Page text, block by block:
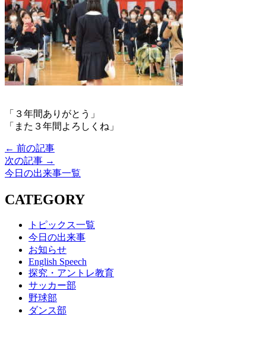
「３年間ありがとう」
「また３年間よろしくね」
← 前の記事
次の記事 →
今日の出来事一覧
CATEGORY
トピックス一覧
今日の出来事
お知らせ
English Speech
探究・アントレ教育
サッカー部
野球部
ダンス部